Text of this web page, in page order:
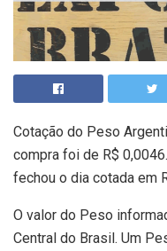
Cotação do Peso
compra foi de R$
fechou o dia cotada em
O valor do Peso
Central do Brasil. Um